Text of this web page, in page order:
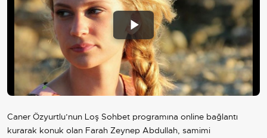
Play
Video
Caner Özyurtlu’nun Loş Sohbet programına online bağlantı
kurarak konuk olan Farah Zeynep Abdullah, samimi